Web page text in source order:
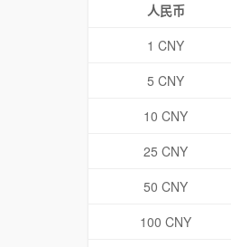
人民币
1 CNY
5 CNY
10 CNY
25 CNY
50 CNY
100 CNY